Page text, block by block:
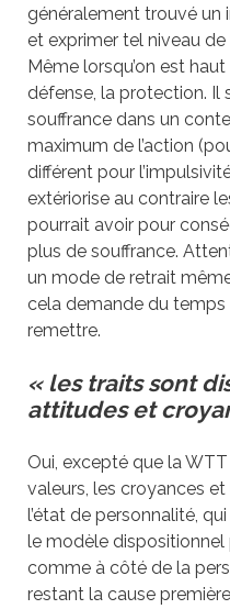
généralement trouvé un
et exprimer tel niveau
Même lorsqu’on est
défense, la protection. Il
souffrance dans un
maximum de l’action
différent pour
extériorise au contraire
pourrait avoir pour
plus de souffrance.
un mode de retrait
cela demande du temps
remettre.
« les traits sont
attitudes et
Oui, excepté que la
valeurs, les croyances
l’état de personnalité,
le modèle
comme à côté de la
restant la cause